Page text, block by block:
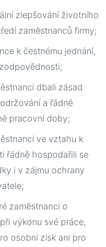
zlepšování životního
zaměstnanců firmy;
k čestnému jednání,
;
dbali zásad
a řádné
pracovní doby;
ve vztahu k
řádně hospodařili se
i v zájmu ochrany
;
zaměstnanci o
výkonu své práce,
osobní zisk ani pro